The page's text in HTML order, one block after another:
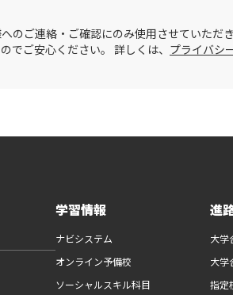
のご連絡・ご確認にのみ使用させていただ
でご安心ください。 詳しくは、 プライバシ
学習情報
ナビシステム
オンライン予備校
ソーシャルスキル科目
進
大学
大学
指定